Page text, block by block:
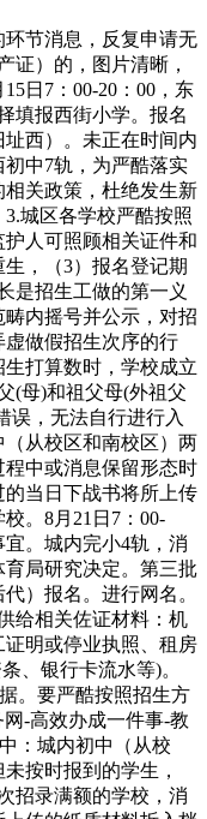
节消息，反复申请无
证）的，图片清晰，
日7：00-20：00，东
填报西街小学。报名
西）。未正在时间内
中7轨，为严酷落实
关政策，杜绝发生新
城区各学校严酷按照
人可照顾相关证件和
，（3）报名登记期
是招生工做的第一义
内摇号并公示，对招
做假招生次序的行
打算数时，学校成立
(母)和祖父母(外祖父
误，无法自行进行入
从校区和南校区）两
中或消息保留形态时
当日下战书将所上传
。8月21日7：00-
。城内完小4轨，消
局研究决定。第三批
）报名。进行网名。
给相关佐证材料：机
明或停业执照、租房
、银行卡流水等)。
。要严酷按照招生方
-高效办成一件事-教
：城内初中（从校
按时报到的学生，
招录满额的学校，消